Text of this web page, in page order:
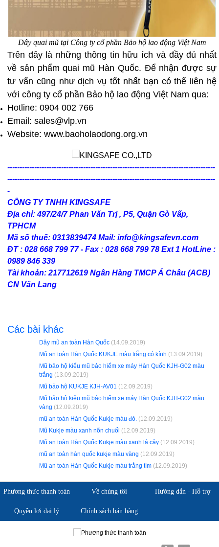
Dây quai mũ tại Công ty cổ phần Bảo hộ lao động Việt Nam
Trên đây là những thông tin hữu ích và đầy đủ nhất
về sản phẩm quai mũ Hàn Quốc. Để nhận được sự
tư vấn cũng như dịch vụ tốt nhất bạn có thể liên hệ
với công ty cổ phần Bảo hộ lao động Việt Nam qua:
Hotline: 0904 002 766
Email: sales@vlp.vn
Website: www.baoholaodong.org.vn
-------------------------------------------------------------------------------------
-------------------------------------------------------------------------------------
-
CÔNG TY TNHH KINGSAFE
Địa chỉ: 497/24/7 Phan Văn Trị , P5, Quận Gò Vấp,
TPHCM
Mã số thuế: 0313839474 Mail: info@kingsafevn.com
ĐT : 028 668 799 77 - Fax : 028 668 799 78 Ext 1 HotLine :
0989 846 339
Tài khoản: 217712619 Ngân Hàng TMCP Á Châu (ACB)
CN Văn Lang
Các bài khác
Dây mũ an toàn Hàn Quốc (14.09.2019)
Mũ an toàn Hàn Quốc KUKJE màu trắng có kính (13.09.2019)
Mũ bảo hộ kiểu mũ bảo hiểm xe máy Hàn Quốc KJH-G02 màu
trắng (13.09.2019)
Mũ bảo hộ KUKJE KJH-AV01 (12.09.2019)
Mũ bảo hộ kiểu mũ bảo hiểm xe máy Hàn Quốc KJH-G02 màu
vàng (12.09.2019)
mũ an toàn Hàn Quốc Kukje màu đỏ. (12.09.2019)
Mũ Kukje màu xanh nõn chuối (12.09.2019)
Mũ an toàn Hàn Quốc Kukje màu xanh lá cây (12.09.2019)
mũ an toàn hàn quốc kukje màu vàng (12.09.2019)
Mũ an toàn Hàn Quốc Kukje màu trắng tím (12.09.2019)
Phương thức thanh toán Về chúng tôi Hướng dẫn - Hỗ trợ
Quyền lợi đại lý Chính sách bán hàng